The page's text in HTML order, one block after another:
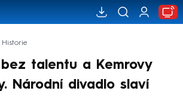
Historie
bez talentu a Kemrovy
Národní divadlo slaví